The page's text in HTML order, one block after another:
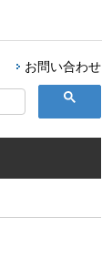
お問い合わせ